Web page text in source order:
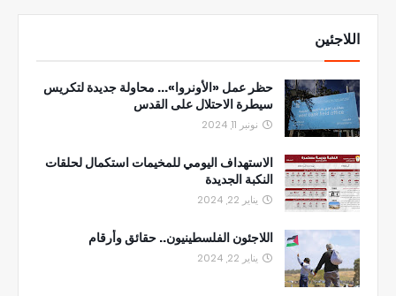
اللاجئين
حظر عمل «الأونروا»... محاولة جديدة لتكريس
سيطرة الاحتلال على القدس
نونبر 11, 2024
الاستهداف اليومي للمخيمات استكمال لحلقات
النكبة الجديدة
يناير 22, 2024
اللاجئون الفلسطينيون.. حقائق وأرقام
يناير 22, 2024